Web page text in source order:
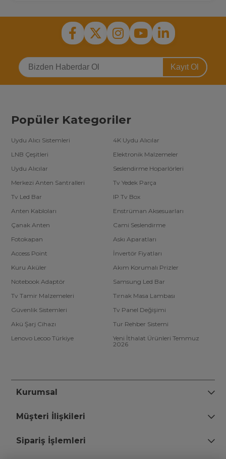
Kayıt Ol
Popüler Kategoriler
Uydu Alıcı Sistemleri
4K Uydu Alıcılar
LNB Çeşitleri
Elektronik Malzemeler
Uydu Alıcılar
Seslendirme Hoparlörleri
Merkezi Anten Santralleri
Tv Yedek Parça
Tv Led Bar
IP Tv Box
Anten Kabloları
Enstrüman Aksesuarları
Çanak Anten
Cami Seslendirme
Fotokapan
Askı Aparatları
Access Point
İnvertör Fiyatları
Kuru Aküler
Akım Korumalı Prizler
Notebook Adaptör
Samsung Led Bar
Tv Tamir Malzemeleri
Tırnak Masa Lambası
Güvenlik Sistemleri
Tv Panel Değişimi
Akü Şarj Cihazı
Tur Rehber Sistemi
Lenovo Lecoo Türkiye
Yeni İthalat Ürünleri Temmuz
2026
Kurumsal
Müşteri İlişkileri
Sipariş İşlemleri